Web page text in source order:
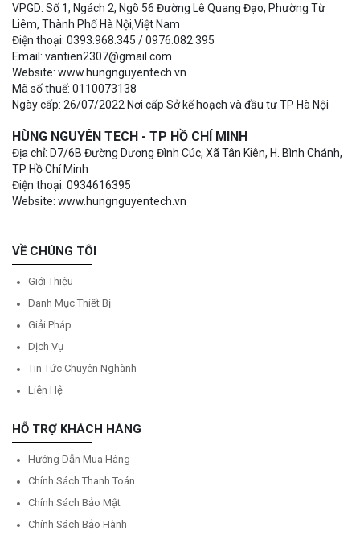
VPGD: Số 1, Ngách 2, Ngõ 56 Đường Lê Quang Đạo, Phường Từ
Liêm, Thành Phố Hà Nội,Việt Nam
Điện thoại: 0393.968.345 / 0976.082.395
Email: vantien2307@gmail.com
Website: www.hungnguyentech.vn
Mã số thuế: 0110073138
Ngày cấp: 26/07/2022 Nơi cấp Sở kế hoạch và đầu tư TP Hà Nội
HÙNG NGUYÊN TECH - TP HỒ CHÍ MINH
Địa chỉ: D7/6B Đường Dương Đình Cúc, Xã Tân Kiên, H. Bình Chánh,
TP Hồ Chí Minh
Điện thoại: 0934616395
Website: www.hungnguyentech.vn
VỀ CHÚNG TÔI
Giới Thiệu
Danh Mục Thiết Bị
Giải Pháp
Dịch Vụ
Tin Tức Chuyên Nghành
Liên Hệ
HỖ TRỢ KHÁCH HÀNG
Hướng Dẫn Mua Hàng
Chính Sách Thanh Toán
Chính Sách Bảo Mật
Chính Sách Bảo Hành